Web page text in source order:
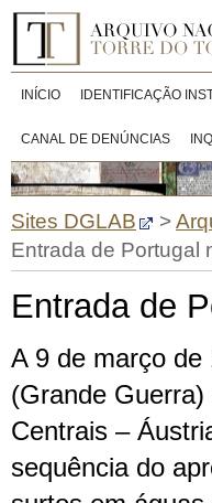
INÍCIO IDENTIFICAÇÃO
CANAL DE DENÚNCIAS
Sites DGLAB >
Entrada de Portugal
Entrada de
A 9 de março de
(Grande
Centrais –
sequência do